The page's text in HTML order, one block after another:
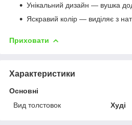
Унікальний дизайн — вушка
Яскравий колір — виділяє з
Приховати
Характеристики
Основні
Вид толстовок
Худі